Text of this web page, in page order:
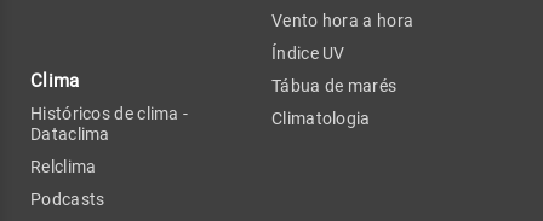
Clima
Históricos de clima -
Dataclima
Relclima
Podcasts
Vento hora a hora
Índice UV
Tábua de marés
Climatologia